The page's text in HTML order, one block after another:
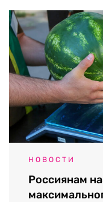
НОВОСТИ
Россиянам